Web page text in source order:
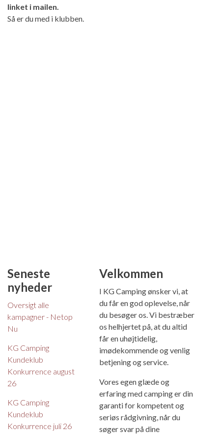
linket i mailen.
Så er du med i klubben.
Seneste
nyheder
Oversigt alle
kampagner - Netop
Nu
KG Camping
Kundeklub
Konkurrence august
26
KG Camping
Kundeklub
Konkurrence juli 26
Velkommen
I KG Camping ønsker vi, at
du får en god oplevelse, når
du besøger os. Vi bestræber
os helhjertet på, at du altid
får en uhøjtidelig,
imødekommende og venlig
betjening og service.
Vores egen glæde og
erfaring med camping er din
garanti for kompetent og
seriøs rådgivning, når du
søger svar på dine